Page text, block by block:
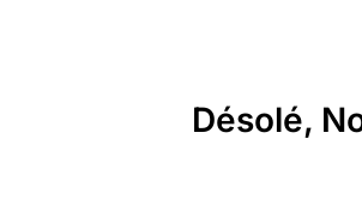
Désolé,